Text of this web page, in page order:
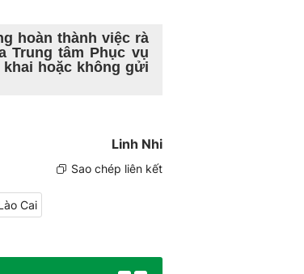
hoàn thành việc rà
Trung tâm Phục vụ
hoặc không gửi
Linh Nhi
Sao chép liên kết
Cai